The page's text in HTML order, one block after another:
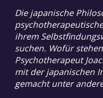
Die japanische
ihrem
suchen. Wofür
Psychotherapeut
mit der japanischen
gemacht unter